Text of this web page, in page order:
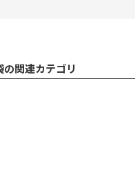
関連カテゴリ